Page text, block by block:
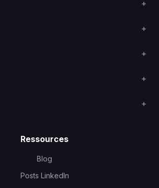
Ressources
Blog
Posts LinkedIn